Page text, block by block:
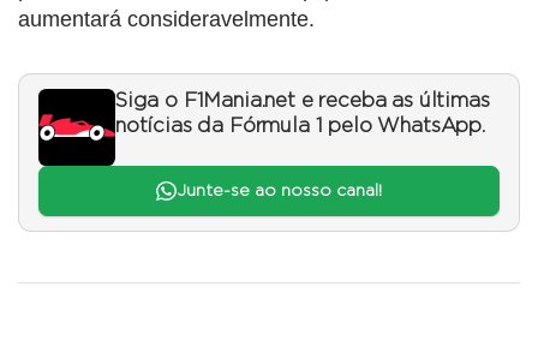
aumentará consideravelmente.
Siga o F1Mania.net e receba as últimas
notícias da Fórmula 1 pelo WhatsApp.
Junte-se ao nosso canal!